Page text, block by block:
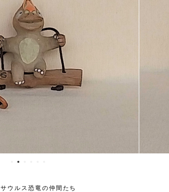
サウルス恐竜の仲間たち